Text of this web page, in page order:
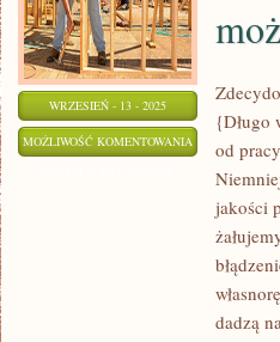
WRZESIEŃ - 13 - 2025
MOŻLIWOŚĆ KOMENTOWANIA
WIĘKSZOŚĆ
UWIELBIA
PRAKTYCZNE
KLIMATY,
{Długo
od
jakości
dadzą